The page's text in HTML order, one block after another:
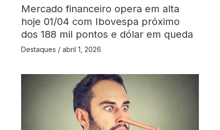
Mercado financeiro opera em alta
hoje 01/04 com Ibovespa próximo
dos 188 mil pontos e dólar em queda
Destaques / abril 1, 2026